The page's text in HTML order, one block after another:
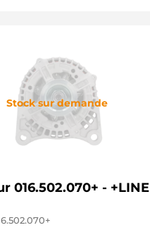
Stock sur demande
016.502.070+ - +LINE